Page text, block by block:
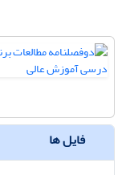
فایل ها